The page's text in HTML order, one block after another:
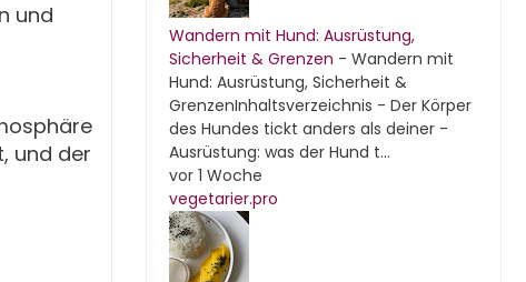
und
und der
Wandern mit Hund: Ausrüstung,
Sicherheit & Grenzen - Wandern mit
Hund: Ausrüstung, Sicherheit &
GrenzenInhaltsverzeichnis - Der Körper
des Hundes tickt anders als deiner -
Ausrüstung: was der Hund t...
vor 1 Woche
vegetarier.pro